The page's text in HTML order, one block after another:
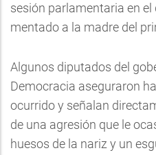
sesión parlamentaria en
mentado a la madre del
Algunos diputados del
Democracia aseguraron
ocurrido y señalan
de una agresión que le
huesos de la nariz y un